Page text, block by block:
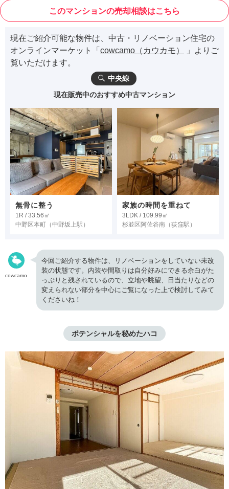
このマンションの売却相談はこちら
現在ご紹介可能な物件は、中古・リノベーション住宅の
オンラインマーケット「 cowcamo（カウカモ）
」よりご
覧いただけます。
中央線
現在販売中のおすすめ中古マンション
無骨に整う
1R / 33.56㎡
中野区本町 （中野坂上駅）
家族の時間を重ねて
3LDK / 109.99㎡
杉並区阿佐谷南 （荻窪駅）
cowcamo
今回ご紹介する物件は、リノベーションをしていない未改
装の状態です。内装や間取りは自分好みにできる余白がた
っぷりと残されているので、立地や眺望、日当たりなどの
変えられない部分を中心にご覧になった上で検討してみて
くださいね！
ポテンシャルを秘めたハコ